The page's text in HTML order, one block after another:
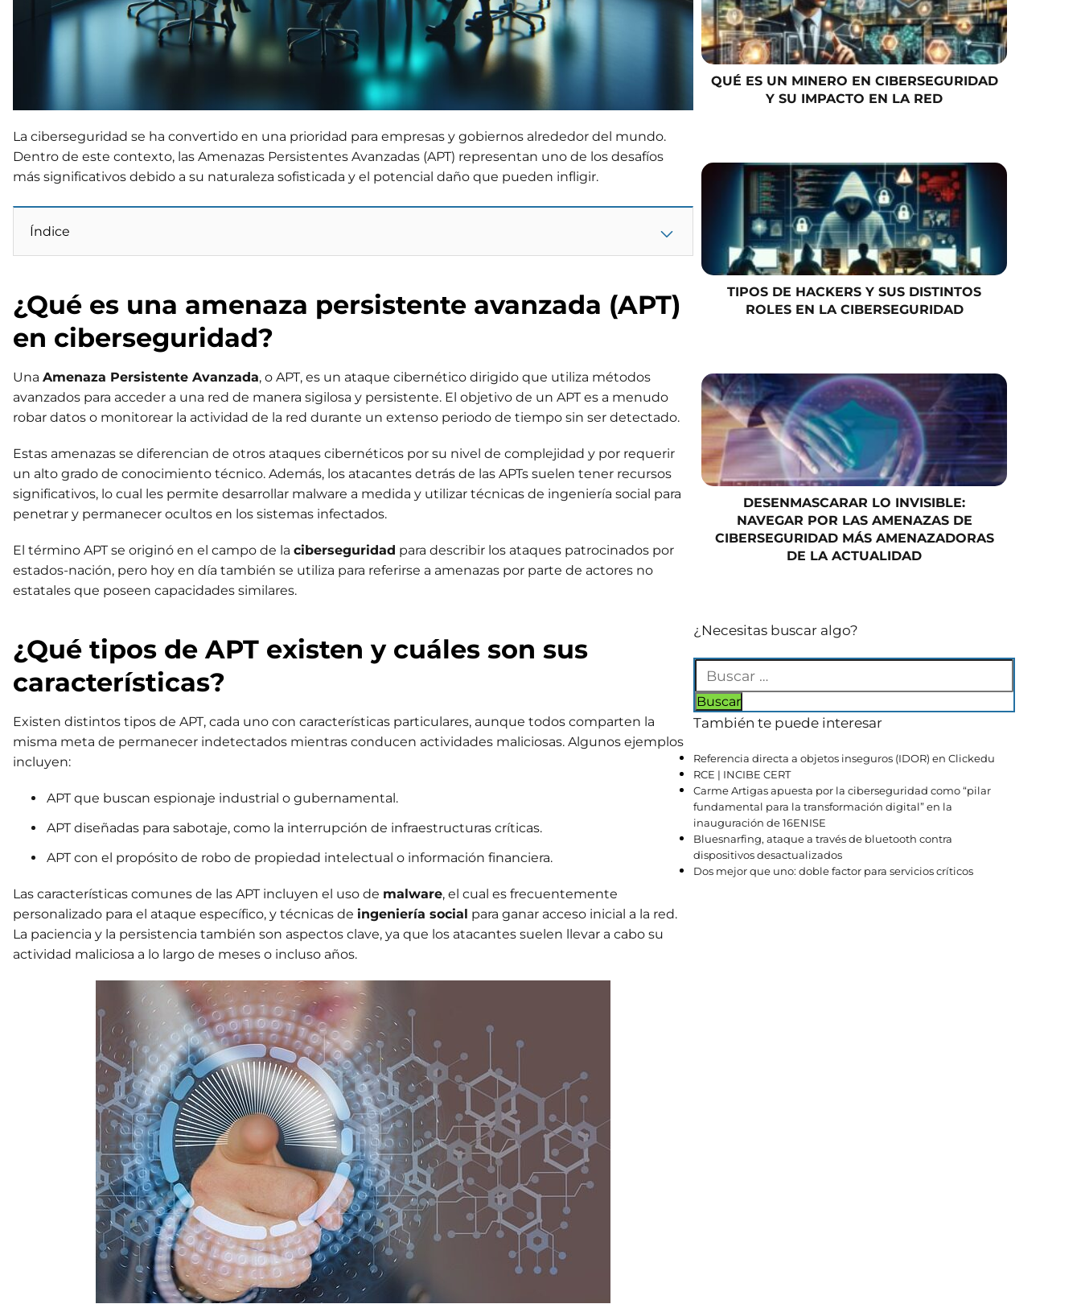
La ciberseguridad se ha convertido en una prioridad para empresas y gobiernos alrededor del mundo.
Dentro de este contexto, las Amenazas Persistentes Avanzadas (APT) representan uno de los desafíos
más significativos debido a su naturaleza sofisticada y el potencial daño que pueden infligir.
Índice
¿Qué es una amenaza persistente avanzada (APT)
en ciberseguridad?
Una Amenaza Persistente Avanzada, o APT, es un ataque cibernético dirigido que utiliza métodos
avanzados para acceder a una red de manera sigilosa y persistente. El objetivo de un APT es a menudo
robar datos o monitorear la actividad de la red durante un extenso periodo de tiempo sin ser detectado.
Estas amenazas se diferencian de otros ataques cibernéticos por su nivel de complejidad y por requerir
un alto grado de conocimiento técnico. Además, los atacantes detrás de las APTs suelen tener recursos
significativos, lo cual les permite desarrollar malware a medida y utilizar técnicas de ingeniería social para
penetrar y permanecer ocultos en los sistemas infectados.
El término APT se originó en el campo de la ciberseguridad para describir los ataques patrocinados por
estados-nación, pero hoy en día también se utiliza para referirse a amenazas por parte de actores no
estatales que poseen capacidades similares.
¿Qué tipos de APT existen y cuáles son sus
características?
Existen distintos tipos de APT, cada uno con características particulares, aunque todos comparten la
misma meta de permanecer indetectados mientras conducen actividades maliciosas. Algunos ejemplos
incluyen:
APT que buscan espionaje industrial o gubernamental.
APT diseñadas para sabotaje, como la interrupción de infraestructuras críticas.
APT con el propósito de robo de propiedad intelectual o información financiera.
Las características comunes de las APT incluyen el uso de malware, el cual es frecuentemente
personalizado para el ataque específico, y técnicas de ingeniería social para ganar acceso inicial a la red.
La paciencia y la persistencia también son aspectos clave, ya que los atacantes suelen llevar a cabo su
actividad maliciosa a lo largo de meses o incluso años.
QUÉ ES UN MINERO EN CIBERSEGURIDAD
Y SU IMPACTO EN LA RED
TIPOS DE HACKERS Y SUS DISTINTOS
ROLES EN LA CIBERSEGURIDAD
DESENMASCARAR LO INVISIBLE:
NAVEGAR POR LAS AMENAZAS DE
CIBERSEGURIDAD MÁS AMENAZADORAS
DE LA ACTUALIDAD
¿Necesitas buscar algo?
También te puede interesar
Referencia directa a objetos inseguros (IDOR) en Clickedu
RCE | INCIBE CERT
Carme Artigas apuesta por la ciberseguridad como “pilar
fundamental para la transformación digital” en la
inauguración de 16ENISE
Bluesnarfing, ataque a través de bluetooth contra
dispositivos desactualizados
Dos mejor que uno: doble factor para servicios críticos